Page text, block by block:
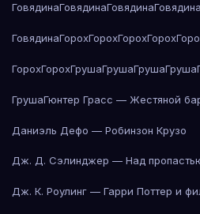
ГовядинаГовядинаГовядинаГовядина
ГовядинаГорохГорохГорохГорох
ГорохГорохГрушаГрушаГрушаГруша
ГрушаГюнтер Грасс — Жестяной
Даниэль Дефо — Робинзон Крузо
Дж. Д. Сэлинджер — Над
Дж. К. Роулинг — Гарри Поттер и